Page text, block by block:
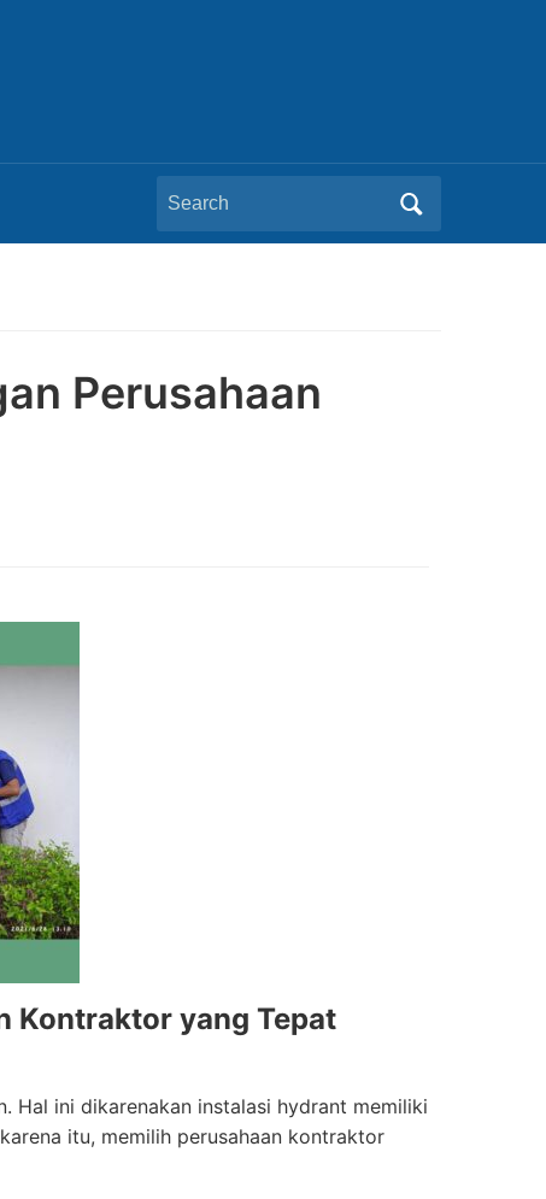
Search
for:
Perusahaan
Kontraktor yang Tepat
Hal ini dikarenakan instalasi hydrant memiliki
itu, memilih perusahaan kontraktor